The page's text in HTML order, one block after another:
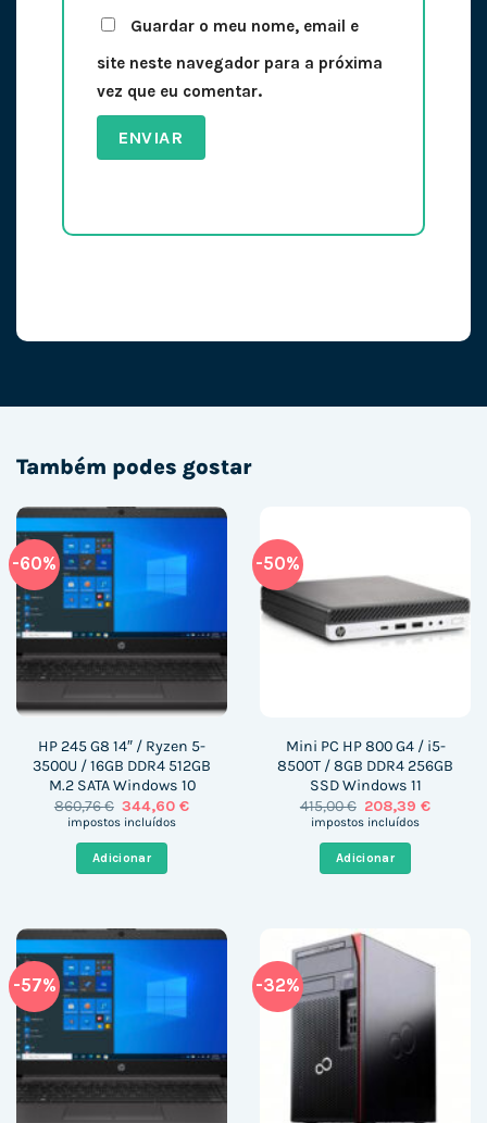
Guardar o meu nome, email e
site neste navegador para a próxima
vez que eu comentar.
Também podes gostar
-60%
HP 245 G8 14″ / Ryzen 5-
3500U / 16GB DDR4 512GB
M.2 SATA Windows 10
860,76€ O
preço
860,76 €.
344,60€O
impostos incluídos
Adicionar
-50%
Mini PC HP 800 G4 / i5-
8500T / 8GB DDR4 256GB
SSD Windows 11
415,00€ O
preço
era:
415,00 €.
208,39€O
impostos incluídos
Adicionar
-57% -32%